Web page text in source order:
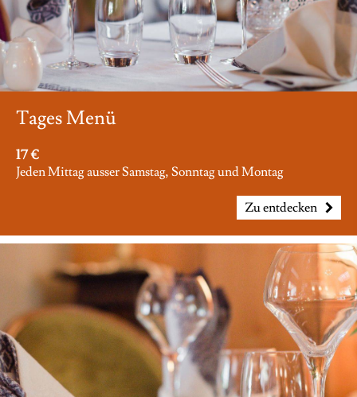
Tages Menü
17 €
Jeden Mittag ausser Samstag, Sonntag und Montag
Zu entdecken